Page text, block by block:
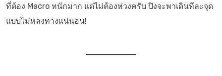
ที่ต้อง Macro หนักมาก แต่ไม่ต้องห่วงครับ ปิงจะพาเดินทีละจุด
แบบไม่หลงทางแน่นอน!